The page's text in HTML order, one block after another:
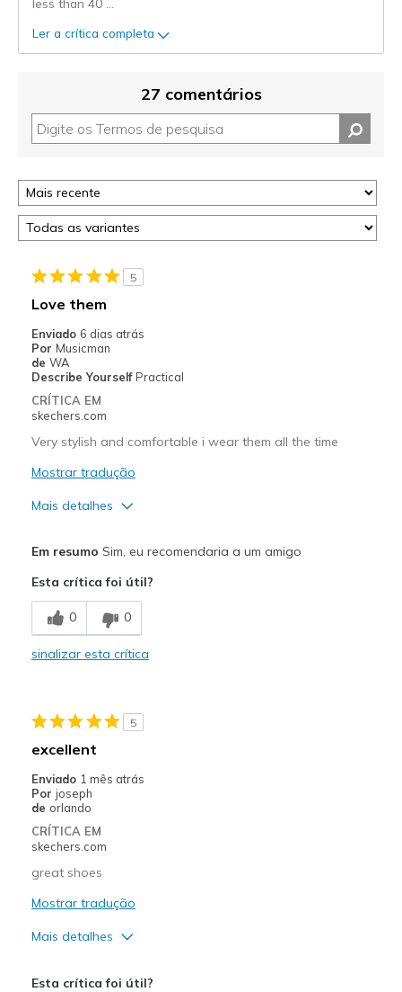
Ler a crítica completa
27 comentários
5
Love them
Enviado 6 dias atrás
Por Musicman
de WA
Describe Yourself Practical
CRÍTICA EM
skechers.com
Very stylish and comfortable i wear them all the time
Mostrar tradução
Mais detalhes
Breathe Well
Comfortable
Need Break In
Melhores utilizações
Casual Wear
Going Out
Special Occasions
Width
Sizing
Em resumo Sim, eu recomendaria a um amigo
Esta crítica foi útil?
0 0
sinalizar esta crítica
5
excellent
Enviado 1 mês atrás
Por joseph
de orlando
CRÍTICA EM
skechers.com
great shoes
Mostrar tradução
Mais detalhes
Esta crítica foi útil?